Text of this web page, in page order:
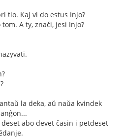
tio. Kaj vi do estus Injo?
A ty, znači, jesi Injo?
la deka, aŭ naŭa kvindek
abo devet časin i petdeset